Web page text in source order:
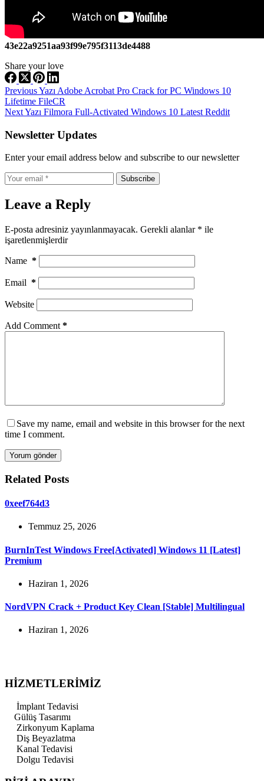
43e22a9251aa93f99e795f3113de4488
Share your love
PreviousYazı Adobe Acrobat Pro Crack for PC Windows 10
Lifetime FileCR
NextYazı Filmora Full-Activated Windows 10 Latest Reddit
Newsletter Updates
Enter your email address below and subscribe to our newsletter
Subscribe
Leave a Reply
E-posta adresiniz yayınlanmayacak. Gerekli alanlar * ile
işaretlenmişlerdir
Name *
Email *
Website
Add Comment *
Save my name, email and website in this browser for the next
time I comment.
Yorum gönder
Related Posts
0xeef764d3
Temmuz 25, 2026
BurnInTest Windows Free[Activated] Windows 11 [Latest]
Premium
Haziran 1, 2026
NordVPN Crack + Product Key Clean [Stable] Multilingual
Haziran 1, 2026
HİZMETLERİMİZ
İmplant Tedavisi
Gülüş Tasarımı
Zirkonyum Kaplama
Diş Beyazlatma
Kanal Tedavisi
Dolgu Tedavisi